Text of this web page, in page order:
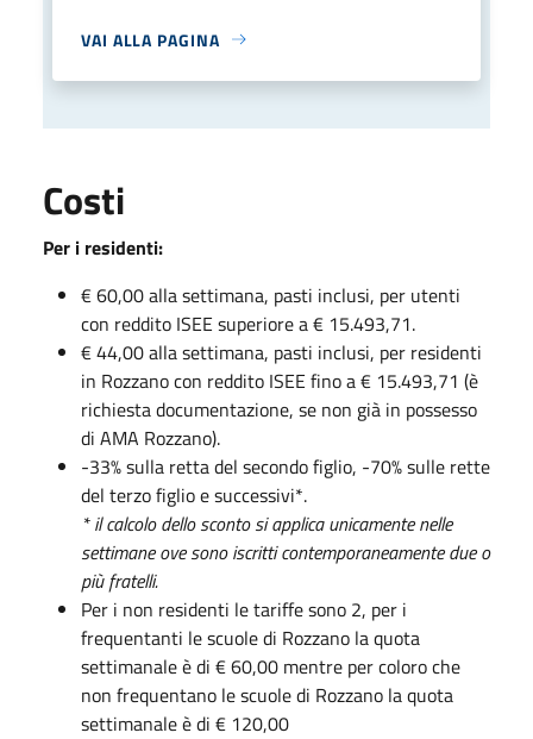
VAI ALLA PAGINA
Costi
Per i residenti:
€ 60,00 alla settimana, pasti inclusi, per utenti
con reddito ISEE superiore a € 15.493,71.
€ 44,00 alla settimana, pasti inclusi, per residenti
in Rozzano con reddito ISEE fino a € 15.493,71 (è
richiesta documentazione, se non già in possesso
di AMA Rozzano).
-33% sulla retta del secondo figlio, -70% sulle rette
del terzo figlio e successivi*.
* il calcolo dello sconto si applica unicamente nelle
settimane ove sono iscritti contemporaneamente due o
più fratelli.
Per i non residenti le tariffe sono 2, per i
frequentanti le scuole di Rozzano la quota
settimanale è di € 60,00 mentre per coloro che
non frequentano le scuole di Rozzano la quota
settimanale è di € 120,00